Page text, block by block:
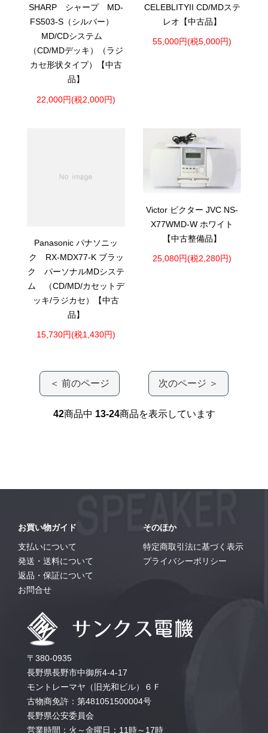
SHARP シャープ MD-
FS503-S（シルバー）
MD/CDシステム
（CD/MDデッキ）（ラジ
カセ形状タイプ）【中古
品】
22,000円(税2,000円)
CELEBLITYII CD/MDステ
レオ【中古品】
55,000円(税5,000円)
Panasonic パナソニッ
ク RX-MDX77-K ブラッ
ク パーソナルMDシステ
ム （CD/MD/カセットデ
ッキ/ラジカセ）【中古
品】
15,730円(税1,430円)
Victor ビクター JVC NS-
X77WMD-W ホワイト
【中古整備品】
25,080円(税2,280円)
＜ 前のページ 次のページ ＞
42商品中 13-24商品を表示しています
お買い物ガイド
支払いについて
発送・送料について
返品・保証について
お問合せ
そのほか
特定商取引法に基づく表示
プライバシーポリシー
〒380-0935
長野県長野市中御所4-4-17
モントレーマヤ（旧光和ビル）６Ｆ
古物商免許：第481051500004号
長野県公安委員会
営業時間：火～金曜日：11時～17時